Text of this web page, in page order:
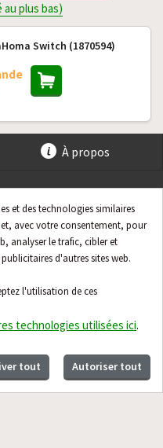
et des technologies similaires
avec votre consentement, pour
analyser le trafic, cibler et
d'autres sites web.
l'utilisation de ces
technologies utilisées ici.
tout Autoriser tout
au plus bas)
Switch (1870594)
À propos